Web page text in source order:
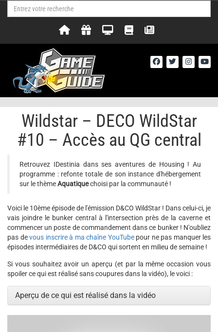
Wildstar – DECO WildStar
#10 – Accès au QG central
Retrouvez IDestinia dans ses aventures de Housing ! Au
programme : refonte totale de son instance d'hébergement
sur le thèmeAquatiquechoisi par la communauté !
Voici le 10ème épisode de l'émission D&CO WildStar ! Dans celui-ci, je
vais joindre le bunker central à l'intersection près de la caverne et
commencer un poste de commandement dans ce bunker ! N'oubliez
pas devous inscrire à ma chaîne YouTubepour ne pas manquer les
épisodes intermédiaires de D&CO qui sortent en milieu de semaine !
Si vous souhaitez avoir un aperçu (et par la même occasion vous
spoiler ce qui est réalisé sans coupures dans la vidéo), le voici :
Aperçu de ce qui est réalisé dans la vidéo